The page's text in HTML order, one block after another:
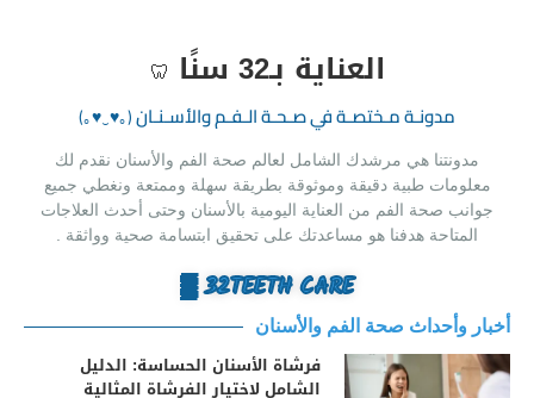
العناية بـ32 سنًا 🦷
مدونـة مـختصـة في صـحـة الـفـم والأسـنـان‏(｡♥‿♥｡)
مدونتنا هي مرشدك الشامل لعالم صحة الفم والأسنان نقدم لك
معلومات طبية دقيقة وموثوقة بطريقة سهلة وممتعة ونغطي جميع
جوانب صحة الفم من العناية اليومية بالأسنان وحتى أحدث العلاجات
المتاحة هدفنا هو مساعدتك على تحقيق ابتسامة صحية وواثقة .
32TEETH CARE ▒
أخبار وأحداث صحة الفم والأسنان
فرشاة الأسنان الحساسة: الدليل
الشامل لاختيار الفرشاة المثالية